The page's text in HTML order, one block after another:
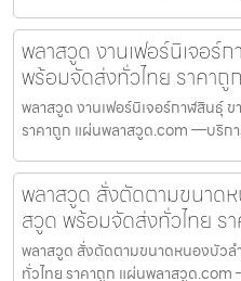
พลาสวูด งานเฟอร์นิเจอร์
พร้อมจัดส่งทั่วไทย ราคา
พลาสวูด งานเฟอร์นิเจอร์กาฬสินธุ์
ราคาถูก แผ่นพลาสวูด.com —บริก
พลาสวูด สั่งตัดตามขนาด
สวูด พร้อมจัดส่งทั่วไทย ร
พลาสวูด สั่งตัดตามขนาดหนองบัว
ทั่วไทย ราคาถูก แผ่นพลาสวูด